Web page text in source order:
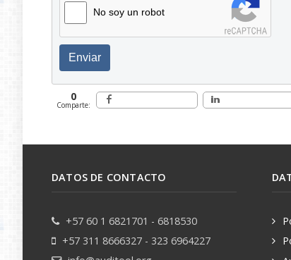
No soy un robot
Enviar
0
Comparte:
DATOS DE CONTACTO
+57 60 1 6821701 - 6818530
+57 311 8666327 - 323 6964227